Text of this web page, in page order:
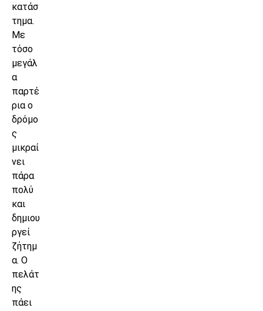
κατάσ
τημα.
Με
τόσο
μεγάλ
α
παρτέ
ρια ο
δρόμο
ς
μικραί
νει
πάρα
πολύ
και
δημιου
ργεί
ζήτημ
α. Ο
πελάτ
ης
πάει